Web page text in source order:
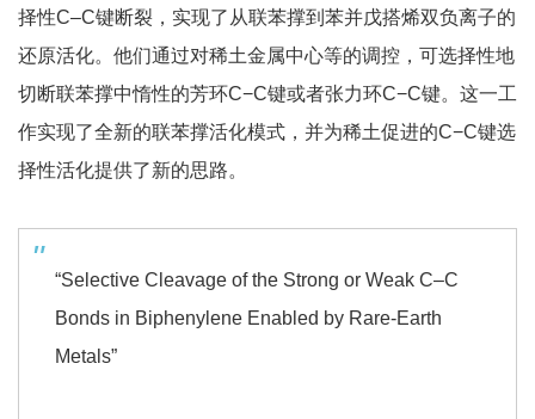
择性C–C键断裂，实现了从联苯撑到苯并戊搭烯双负离子的
还原活化。他们通过对稀土金属中心等的调控，可选择性地
切断联苯撑中惰性的芳环C−C键或者张力环C−C键。这一工
作实现了全新的联苯撑活化模式，并为稀土促进的C−C键选
择性活化提供了新的思路。
“Selective Cleavage of the Strong or Weak C–C
Bonds in Biphenylene Enabled by Rare-Earth
Metals”